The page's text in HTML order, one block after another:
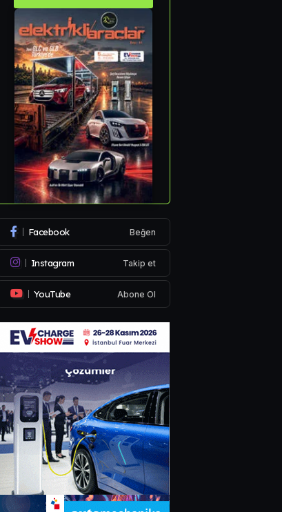
Facebook Beğen
Instagram Takip et
YouTube Abone Ol